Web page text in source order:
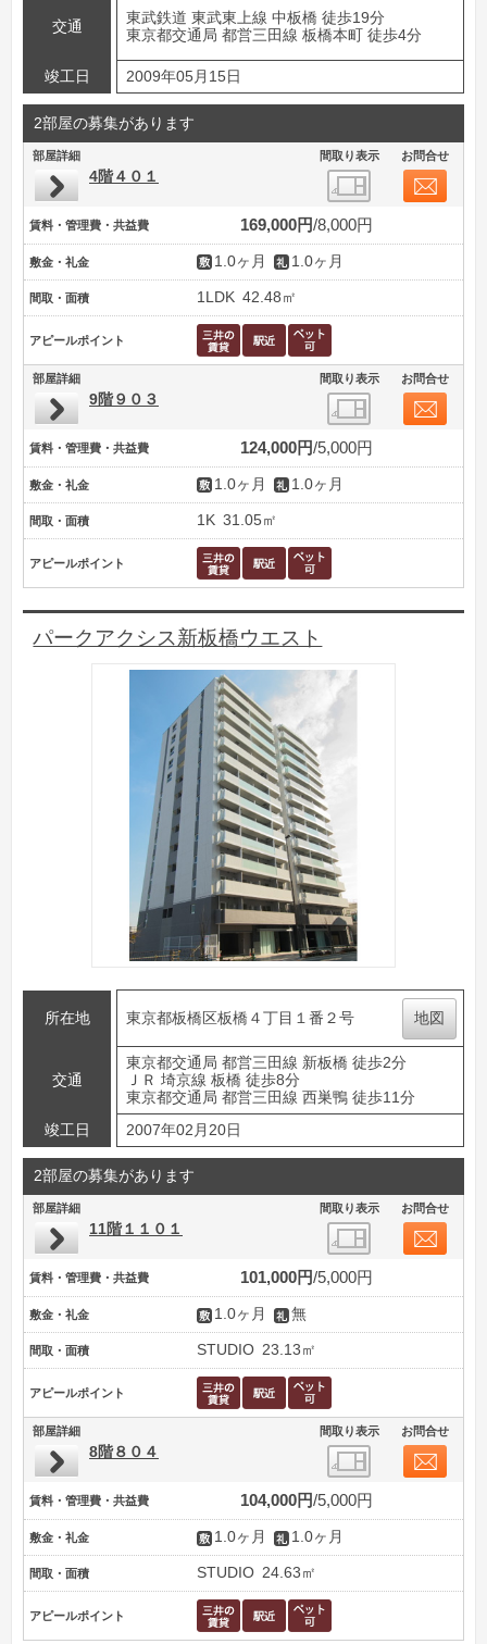
交通
東武鉄道 東武東上線 中板橋 徒歩19分
東京都交通局 都営三田線 板橋本町 徒歩4分
竣工日 2009年05月15日
2部屋の募集があります
部屋詳細 間取り表示 お問合せ
4階４０１
賃料・管理費・共益費 169,000円 8,000円
敷金・礼金 1.0ヶ月 1.0ヶ月
間取・面積 1LDK 42.48㎡
アピールポイント
部屋詳細 間取り表示 お問合せ
9階９０３
賃料・管理費・共益費 124,000円 5,000円
敷金・礼金 1.0ヶ月 1.0ヶ月
間取・面積 1K 31.05㎡
アピールポイント
パークアクシス新板橋ウエスト
所在地 東京都板橋区板橋４丁目１番２号 地図
交通
東京都交通局 都営三田線 新板橋 徒歩2分
ＪＲ 埼京線 板橋 徒歩8分
東京都交通局 都営三田線 西巣鴨 徒歩11分
竣工日
2007年02月20日
2部屋の募集があります
部屋詳細 間取り表示 お問合せ
11階１１０１
賃料・管理費・共益費 101,000円 5,000円
敷金・礼金 1.0ヶ月 無
間取・面積 STUDIO 23.13㎡
アピールポイント
部屋詳細 間取り表示 お問合せ
8階８０４
賃料・管理費・共益費 104,000円 5,000円
敷金・礼金 1.0ヶ月 1.0ヶ月
間取・面積 STUDIO 24.63㎡
アピールポイント